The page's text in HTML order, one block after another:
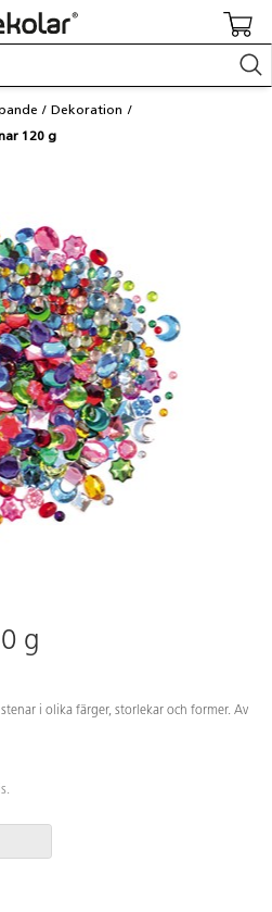
Dekoration
120 g
g
i olika färger, storlekar och former. Av